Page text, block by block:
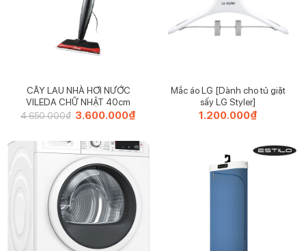
THÔNG TIN SẢN PHẨM
– Model: Simplehuman Mini Countertop Trash Can 1.5L
CÂY LAU NHÀ HƠI NƯỚC
VILEDA CHỮ NHẬT 40cm
4.650.000₫ Giá
4.650.000₫.
3.600.000₫
là:
3.600.000₫.
Mắc áo LG [Dành cho tủ giặt
sấy LG Styler]
1.200.000₫